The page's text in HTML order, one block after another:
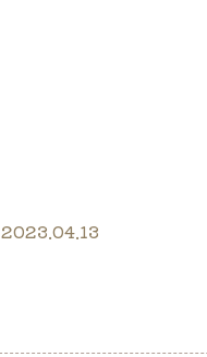
2023.04.13